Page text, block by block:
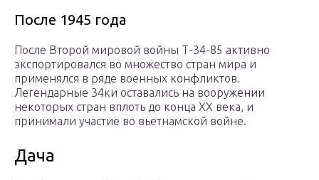
После 1945 года
После Второй мировой войны Т-34-85 активно
экспортировался во множество стран мира и
применялся в ряде военных конфликтов.
Легендарные 34ки оставались на вооружении
некоторых стран вплоть до конца XX века, и
принимали участие во вьетнамской войне.
Дача